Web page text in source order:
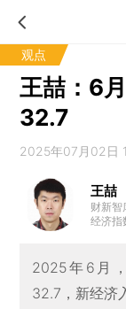
观点
王喆：6
32.7
2025年07月02日
王喆
财新智
经济指
专家。
博士。
2025年6月
32.7，新经济